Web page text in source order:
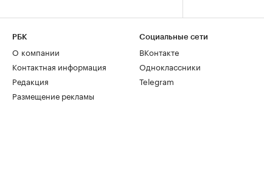
РБК
О компании
Контактная информация
Редакция
Размещение рекламы
Социальные сети
ВКонтакте
Одноклассники
Telegram